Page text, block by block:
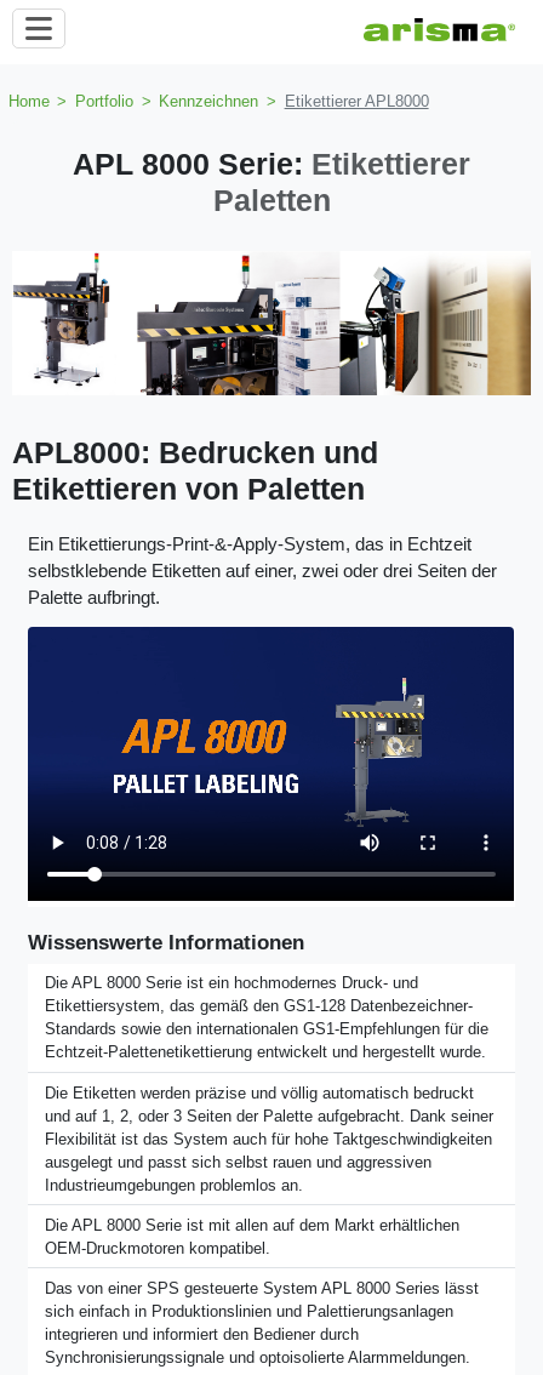
Home > Portfolio > Kennzeichnen > Etikettierer APL8000
APL 8000 Serie: Etikettierer
Paletten
APL8000: Bedrucken und
Etikettieren von Paletten
Ein Etikettierungs-Print-&-Apply-System, das in Echtzeit
selbstklebende Etiketten auf einer, zwei oder drei Seiten der
Palette aufbringt.
Wissenswerte Informationen
Die APL 8000 Serie ist ein hochmodernes Druck- und
Etikettiersystem, das gemäß den GS1-128 Datenbezeichner-
Standards sowie den internationalen GS1-Empfehlungen für die
Echtzeit-Palettenetikettierung entwickelt und hergestellt wurde.
Die Etiketten werden präzise und völlig automatisch bedruckt
und auf 1, 2, oder 3 Seiten der Palette aufgebracht. Dank seiner
Flexibilität ist das System auch für hohe Taktgeschwindigkeiten
ausgelegt und passt sich selbst rauen und aggressiven
Industrieumgebungen problemlos an.
Die APL 8000 Serie ist mit allen auf dem Markt erhältlichen
OEM-Druckmotoren kompatibel.
Das von einer SPS gesteuerte System APL 8000 Series lässt
sich einfach in Produktionslinien und Palettierungsanlagen
integrieren und informiert den Bediener durch
Synchronisierungssignale und optoisolierte Alarmmeldungen.